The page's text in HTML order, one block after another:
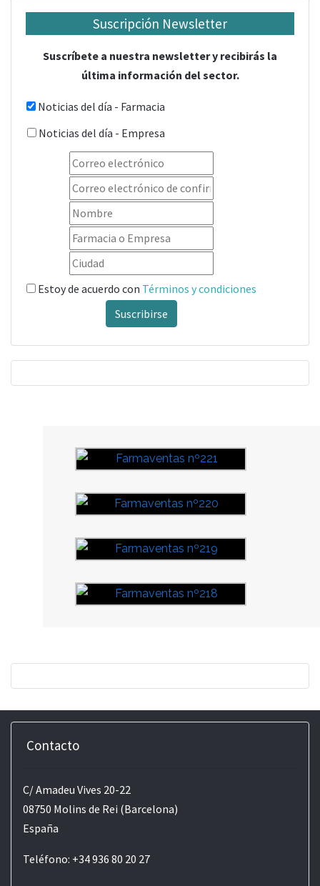
Suscripción Newsletter
Suscríbete a nuestra newsletter y recibirás la
última información del sector.
Noticias del día - Farmacia
Noticias del día - Empresa
Estoy de acuerdo con Términos y condiciones
Suscribirse
Contacto
C/ Amadeu Vives 20-22
08750 Molins de Rei (Barcelona)
España
Teléfono: +34 936 80 20 27